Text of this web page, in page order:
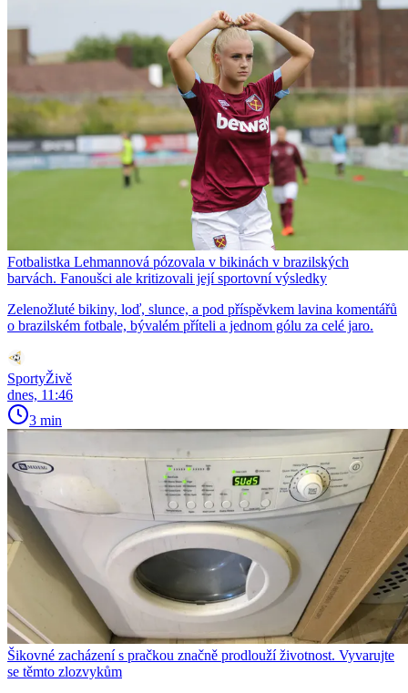
Fotbalistka Lehmannová pózovala v bikinách v brazilských
barvách. Fanoušci ale kritizovali její sportovní výsledky
Zelenožluté bikiny, loď, slunce, a pod příspěvkem lavina komentářů
o brazilském fotbale, bývalém příteli a jednom gólu za celé jaro.
SportyŽivě
dnes, 11:46
3 min
Šikovné zacházení s pračkou značně prodlouží životnost. Vyvarujte
se těmto zlozvykům